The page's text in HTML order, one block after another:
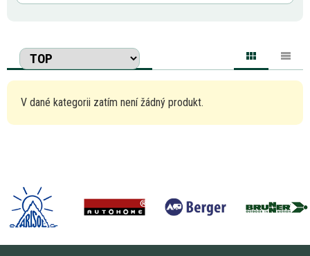
V dané kategorii zatím není žádný produkt.